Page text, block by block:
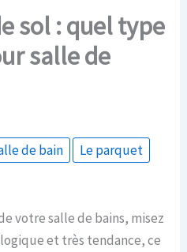
sol : quel type
salle de
de bain
Le parquet
votre salle de bains, misez
et très tendance, ce